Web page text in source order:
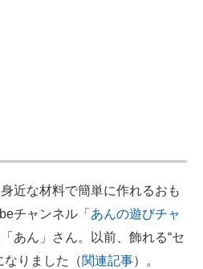
近な材料で簡単に作れるおも
チャンネル「 あんの遊びチャ
あん」さん。以前、飾れる“セ
なりました（関連記事）。